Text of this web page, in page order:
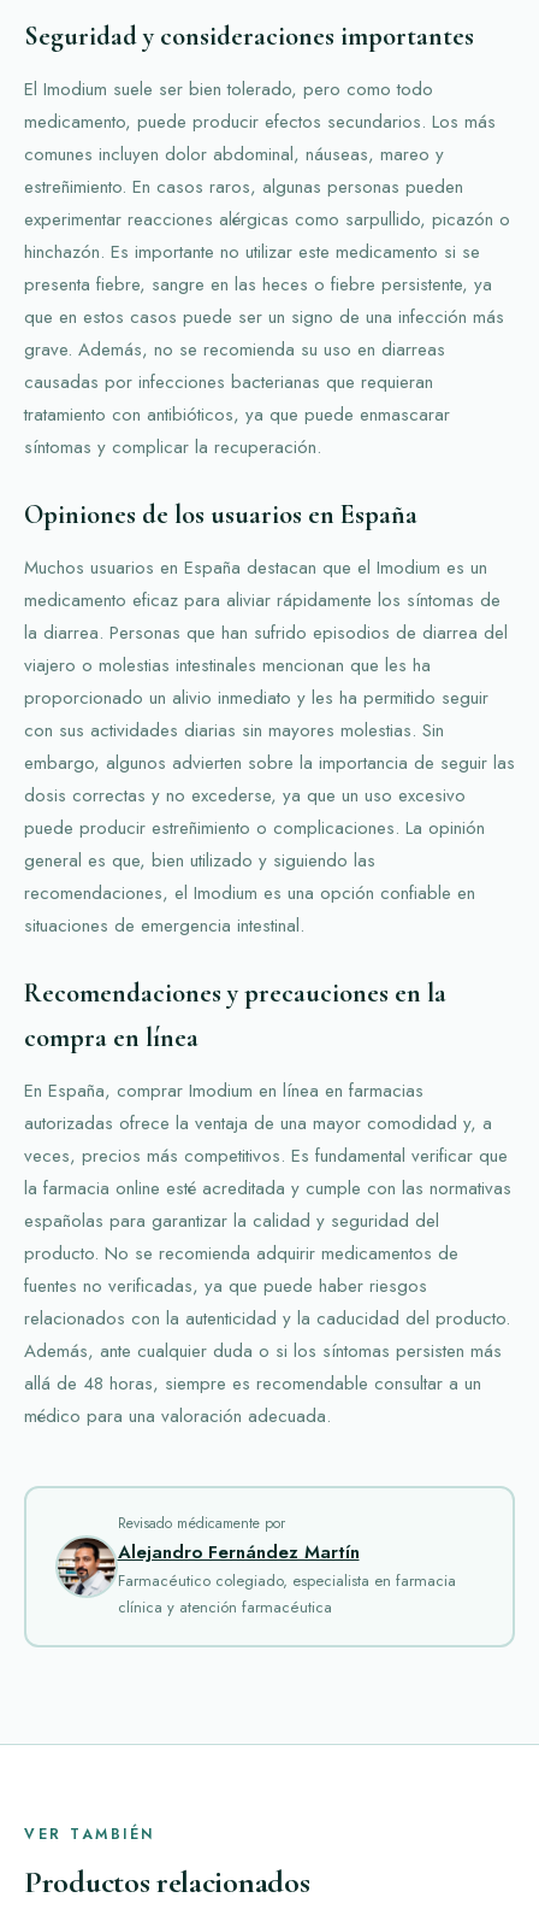
Seguridad y consideraciones importantes
El Imodium suele ser bien tolerado, pero como todo
medicamento, puede producir efectos secundarios. Los más
comunes incluyen dolor abdominal, náuseas, mareo y
estreñimiento. En casos raros, algunas personas pueden
experimentar reacciones alérgicas como sarpullido, picazón o
hinchazón. Es importante no utilizar este medicamento si se
presenta fiebre, sangre en las heces o fiebre persistente, ya
que en estos casos puede ser un signo de una infección más
grave. Además, no se recomienda su uso en diarreas
causadas por infecciones bacterianas que requieran
tratamiento con antibióticos, ya que puede enmascarar
síntomas y complicar la recuperación.
Opiniones de los usuarios en España
Muchos usuarios en España destacan que el Imodium es un
medicamento eficaz para aliviar rápidamente los síntomas de
la diarrea. Personas que han sufrido episodios de diarrea del
viajero o molestias intestinales mencionan que les ha
proporcionado un alivio inmediato y les ha permitido seguir
con sus actividades diarias sin mayores molestias. Sin
embargo, algunos advierten sobre la importancia de seguir las
dosis correctas y no excederse, ya que un uso excesivo
puede producir estreñimiento o complicaciones. La opinión
general es que, bien utilizado y siguiendo las
recomendaciones, el Imodium es una opción confiable en
situaciones de emergencia intestinal.
Recomendaciones y precauciones en la
compra en línea
En España, comprar Imodium en línea en farmacias
autorizadas ofrece la ventaja de una mayor comodidad y, a
veces, precios más competitivos. Es fundamental verificar que
la farmacia online esté acreditada y cumple con las normativas
españolas para garantizar la calidad y seguridad del
producto. No se recomienda adquirir medicamentos de
fuentes no verificadas, ya que puede haber riesgos
relacionados con la autenticidad y la caducidad del producto.
Además, ante cualquier duda o si los síntomas persisten más
allá de 48 horas, siempre es recomendable consultar a un
médico para una valoración adecuada.
Revisado médicamente por
Alejandro Fernández Martín
Farmacéutico colegiado, especialista en farmacia
clínica y atención farmacéutica
VER TAMBIÉN
Productos relacionados